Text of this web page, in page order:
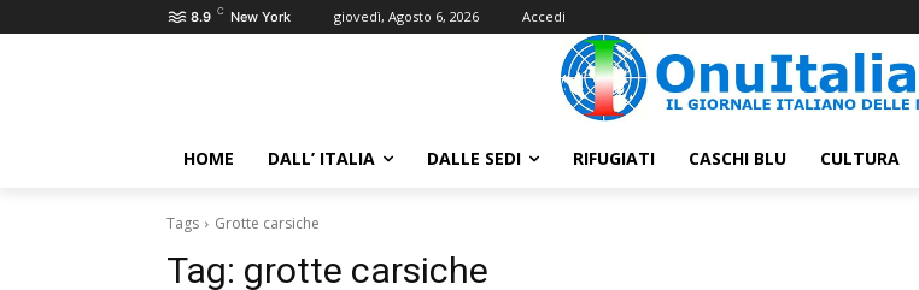
8.9 C New York giovedì, Agosto 6, 2026 Accedi
HOME DALL’ ITALIA DALLE SEDI RIFUGIATI CASCHI BLU CULTURA
Tags Grotte carsiche
Tag: grotte carsiche